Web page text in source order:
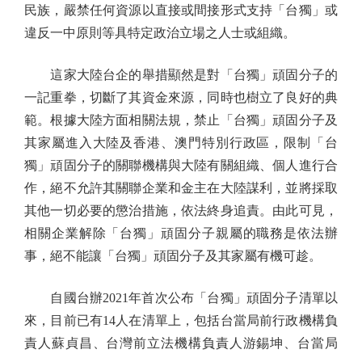
民族，嚴禁任何資源以直接或間接形式支持「台獨」或
違反一中原則等具特定政治立場之人士或組織。
這家大陸台企的舉措顯然是對「台獨」頑固分子的
一記重拳，切斷了其資金來源，同時也樹立了良好的典
範。根據大陸方面相關法規，禁止「台獨」頑固分子及
其家屬進入大陸及香港、澳門特別行政區，限制「台
獨」頑固分子的關聯機構與大陸有關組織、個人進行合
作，絕不允許其關聯企業和金主在大陸謀利，並將採取
其他一切必要的懲治措施，依法終身追責。由此可見，
相關企業解除「台獨」頑固分子親屬的職務是依法辦
事，絕不能讓「台獨」頑固分子及其家屬有機可趁。
自國台辦2021年首次公布「台獨」頑固分子清單以
來，目前已有14人在清單上，包括台當局前行政機構負
責人蘇貞昌、台灣前立法機構負責人游錫坤、台當局